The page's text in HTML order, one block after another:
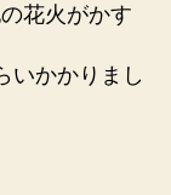
花火がかす
いかかりまし